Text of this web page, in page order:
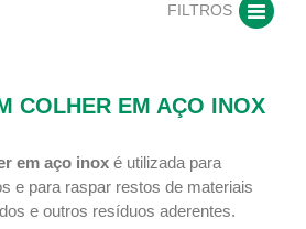
FILTROS
COLHER EM AÇO INOX
em aço inox é utilizada para
e para raspar restos de materiais
e outros resíduos aderentes.